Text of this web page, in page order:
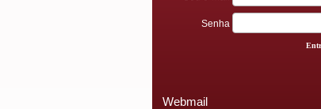
Senha
Webmail